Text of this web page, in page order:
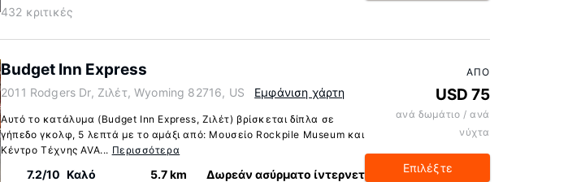
432 κριτικές
Budget Inn Express
2011 Rodgers Dr, Ζιλέτ, Wyoming 82716, US Εμφάνιση χάρτη
Αυτό το κατάλυμα (Budget Inn Express, Ζιλέτ) βρίσκεται δίπλα σε
γήπεδο γκολφ, 5 λεπτά με το αμάξι από: Μουσείο Rockpile Museum και
Κέντρο Τέχνης AVA... Περισσότερα
7.2/10 Καλό
5.7 km Δωρεάν ασύρματο ίντερνετ
ΑΠΌ
USD 75
ανά δωμάτιο / ανά
νύχτα
Επιλέξτε